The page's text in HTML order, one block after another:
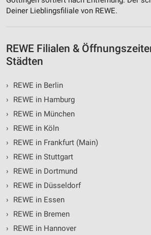
Deiner Lieblingsfiliale von REWE.
REWE Filialen &
Städten
›
REWE in Berlin
›
REWE in Hamburg
›
REWE in München
›
REWE in Köln
›
REWE in Frankfurt (Main)
›
REWE in Stuttgart
›
REWE in Dortmund
›
REWE in Düsseldorf
›
REWE in Essen
›
REWE in Bremen
›
REWE in Hannover